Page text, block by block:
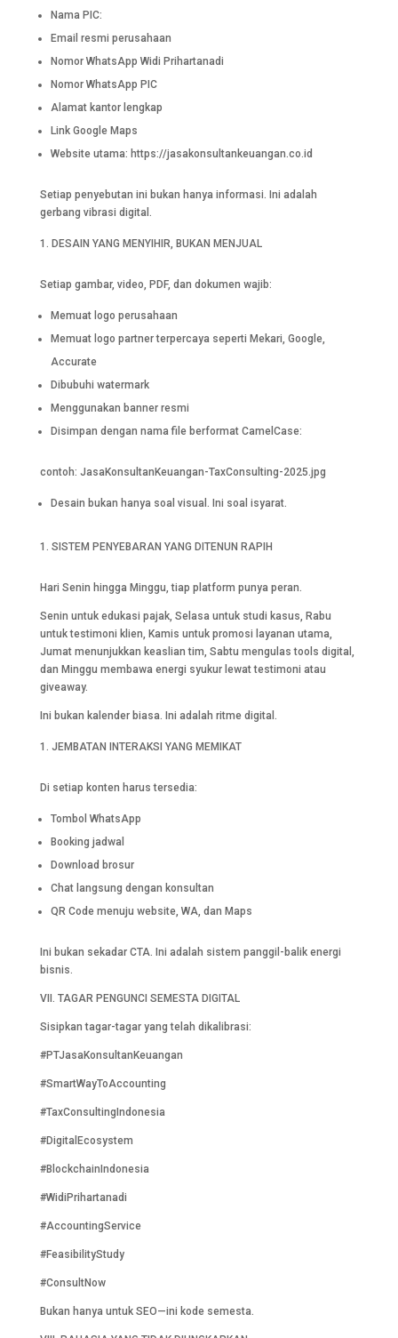
Nama PIC:
Email resmi perusahaan
Nomor WhatsApp Widi Prihartanadi
Nomor WhatsApp PIC
Alamat kantor lengkap
Link Google Maps
Website utama: https://jasakonsultankeuangan.co.id
Setiap penyebutan ini bukan hanya informasi. Ini adalah
gerbang vibrasi digital.
DESAIN YANG MENYIHIR, BUKAN MENJUAL
Setiap gambar, video, PDF, dan dokumen wajib:
Memuat logo perusahaan
Memuat logo partner terpercaya seperti Mekari, Google,
Accurate
Dibubuhi watermark
Menggunakan banner resmi
Disimpan dengan nama file berformat CamelCase:
contoh: JasaKonsultanKeuangan-TaxConsulting-2025.jpg
Desain bukan hanya soal visual. Ini soal isyarat.
SISTEM PENYEBARAN YANG DITENUN RAPIH
Hari Senin hingga Minggu, tiap platform punya peran.
Senin untuk edukasi pajak, Selasa untuk studi kasus, Rabu
untuk testimoni klien, Kamis untuk promosi layanan utama,
Jumat menunjukkan keaslian tim, Sabtu mengulas tools digital,
dan Minggu membawa energi syukur lewat testimoni atau
giveaway.
Ini bukan kalender biasa. Ini adalah ritme digital.
JEMBATAN INTERAKSI YANG MEMIKAT
Di setiap konten harus tersedia:
Tombol WhatsApp
Booking jadwal
Download brosur
Chat langsung dengan konsultan
QR Code menuju website, WA, dan Maps
Ini bukan sekadar CTA. Ini adalah sistem panggil-balik energi
bisnis.
VII. TAGAR PENGUNCI SEMESTA DIGITAL
Sisipkan tagar-tagar yang telah dikalibrasi:
#PTJasaKonsultanKeuangan
#SmartWayToAccounting
#TaxConsultingIndonesia
#DigitalEcosystem
#BlockchainIndonesia
#WidiPrihartanadi
#AccountingService
#FeasibilityStudy
#ConsultNow
Bukan hanya untuk SEO—ini kode semesta.